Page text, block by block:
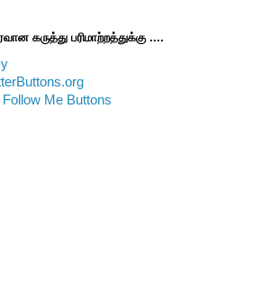
கருத்து பரிமாற்றத்துக்கு ....
Follow Me Buttons